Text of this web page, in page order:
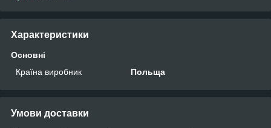
Характеристики
Основні
Країна виробник
Польща
Умови доставки